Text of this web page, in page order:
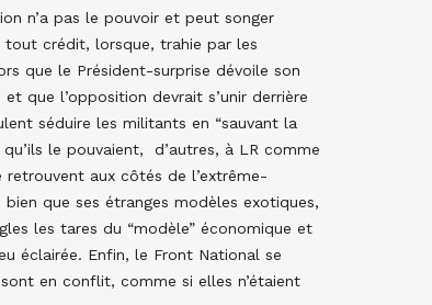
n’a pas le pouvoir et peut songer
tout crédit, lorsque, trahie par les
que le Président-surprise dévoile son
que l’opposition devrait s’unir derrière
séduire les militants en “sauvant la
le pouvaient, d’autres, à LR comme
retrouvent aux côtés de l’extrême-
que ses étranges modèles exotiques,
les tares du “modèle” économique et
éclairée. Enfin, le Front National se
en conflit, comme si elles n’étaient